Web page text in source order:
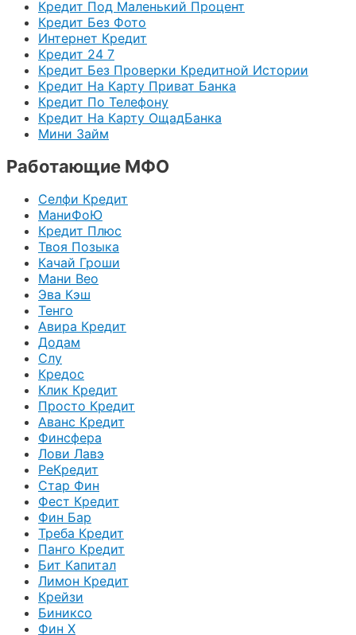
Кредит Под Маленький Процент
Кредит Без Фото
Интернет Кредит
Кредит 24 7
Кредит Без Проверки Кредитной Истории
Кредит На Карту Приват Банка
Кредит По Телефону
Кредит На Карту ОщадБанка
Мини Займ
Работающие МФО
Селфи Кредит
МаниФоЮ
Кредит Плюс
Твоя Позыка
Качай Гроши
Мани Вео
Эва Кэш
Тенго
Авира Кредит
Додам
Слу
Кредос
Клик Кредит
Просто Кредит
Аванс Кредит
Финсфера
Лови Лавэ
РеКредит
Стар Фин
Фест Кредит
Фин Бар
Треба Кредит
Панго Кредит
Бит Капитал
Лимон Кредит
Крейзи
Биниксо
Фин Х